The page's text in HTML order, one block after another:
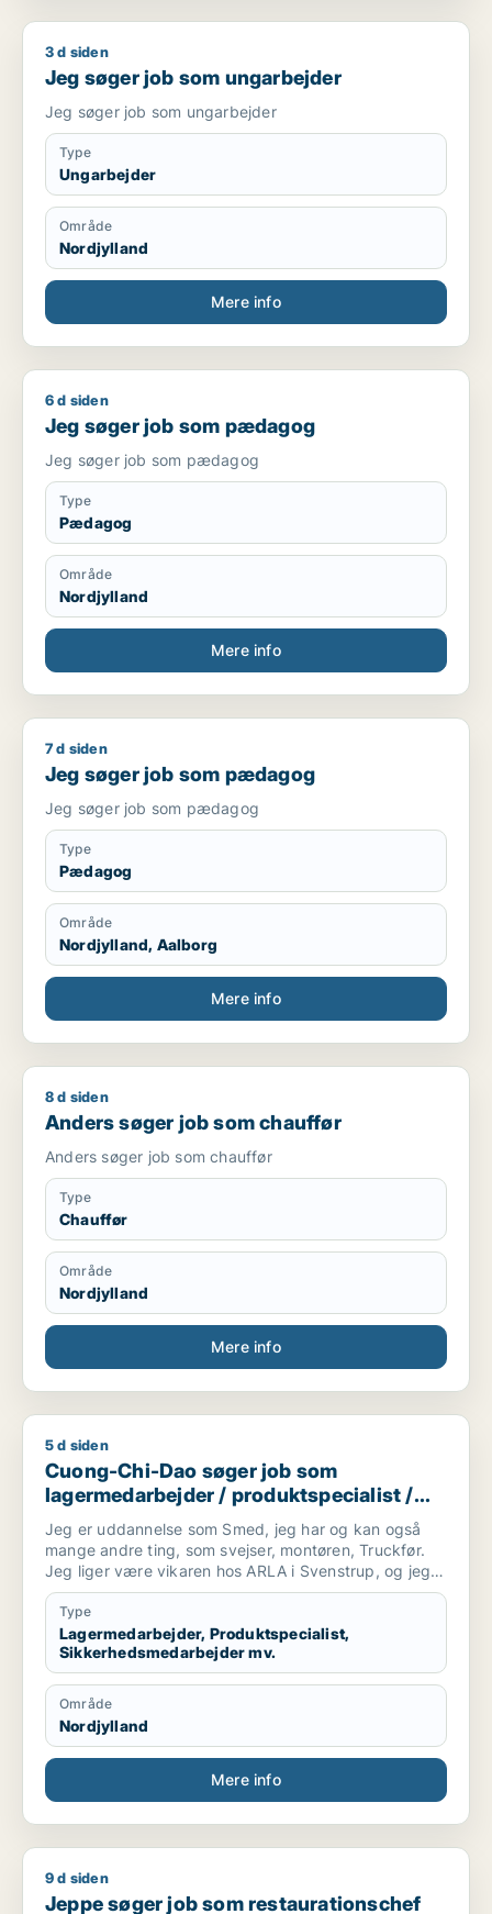
Jeg søger job som ungarbejder
3 d siden
Jeg søger job som ungarbejder
Jeg søger job som ungarbejder
Type
Ungarbejder
Område
Nordjylland
Mere info
Jeg søger job som pædagog
6 d siden
Jeg søger job som pædagog
Jeg søger job som pædagog
Type
Pædagog
Område
Nordjylland
Mere info
Jeg søger job som pædagog
7 d siden
Jeg søger job som pædagog
Jeg søger job som pædagog
Type
Pædagog
Område
Nordjylland, Aalborg
Mere info
Anders søger job som chauffør
8 d siden
Anders søger job som chauffør
Anders søger job som chauffør
Type
Chauffør
Område
Nordjylland
Mere info
Cuong-Chi-Dao søger job som lagermedarbejder /
5 d siden
Cuong-Chi-Dao søger job som
lagermedarbejder / produktspecialist /
sikkerhedsmedarbejder / smed /
logistikmedarbejder
Jeg er uddannelse som Smed, jeg har og kan også
mange andre ting, som svejser, montøren, Truckfør.
Jeg liger være vikaren hos ARLA i Svenstrup, og jeg
kan beviser at jeg er gode medarbejder......
Type
Lagermedarbejder, Produktspecialist,
Sikkerhedsmedarbejder mv.
Område
Nordjylland
Mere info
Jeppe søger job som restaurationschef
9 d siden
Jeppe søger job som restaurationschef